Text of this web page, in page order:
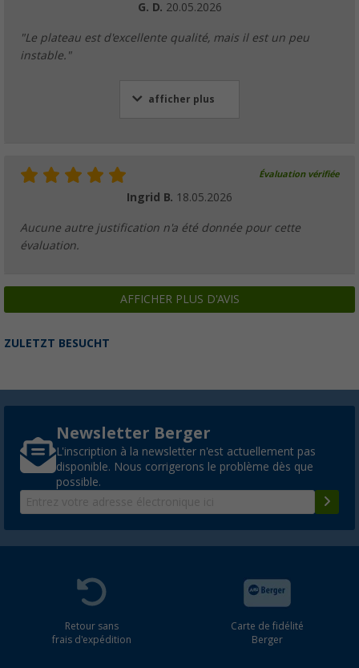
G. D. 20.05.2026
"Le plateau est d'excellente qualité, mais il est un peu
instable."
afficher plus
Évaluation vérifiée
Ingrid B. 18.05.2026
Aucune autre justification n'a été donnée pour cette
évaluation.
AFFICHER PLUS D'AVIS
ZULETZT BESUCHT
Newsletter Berger
L'inscription à la newsletter n'est actuellement pas
disponible. Nous corrigerons le problème dès que
possible.
Retour sans
frais d'expédition
Carte de fidélité
Berger